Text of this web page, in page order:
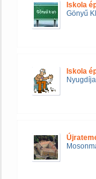
Iskola
Gönyű
Iskola